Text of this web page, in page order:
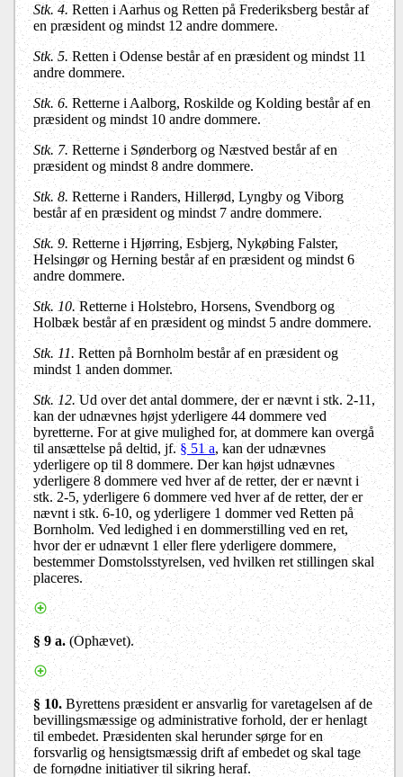
Stk. 4. Retten i Aarhus og Retten på Frederiksberg består af
en præsident og mindst 12 andre dommere.
Stk. 5.Retten i Odense består af en præsident og mindst 11
andre dommere.
Stk. 6. Retterne i Aalborg, Roskilde og Kolding består af en
præsident og mindst 10 andre dommere.
Stk. 7.Retterne i Sønderborg og Næstved består af en
præsident og mindst 8 andre dommere.
Stk. 8. Retterne i Randers, Hillerød, Lyngby og Viborg
består af en præsident og mindst 7 andre dommere.
Stk. 9. Retterne i Hjørring, Esbjerg, Nykøbing Falster,
Helsingør og Herning består af en præsident og mindst 6
andre dommere.
Stk. 10.Retterne i Holstebro, Horsens, Svendborg og
Holbæk består af en præsident og mindst 5 andre dommere.
Stk. 11. Retten på Bornholm består af en præsident og
mindst 1 anden dommer.
Stk. 12.Ud over det antal dommere, der er nævnt i stk. 2-11,
kan der udnævnes højst yderligere 44 dommere ved
byretterne. For at give mulighed for, at dommere kan overgå
til ansættelse på deltid, jf.§ 51 a, kan der udnævnes
yderligere op til 8 dommere. Der kan højst udnævnes
yderligere 8 dommere ved hver af de retter, der er nævnt i
stk. 2-5, yderligere 6 dommere ved hver af de retter, der er
nævnt i stk. 6-10, og yderligere 1 dommer ved Retten på
Bornholm. Ved ledighed i en dommerstilling ved en ret,
hvor der er udnævnt 1 eller flere yderligere dommere,
bestemmer Domstolsstyrelsen, ved hvilken ret stillingen skal
placeres.
§ 9 a.(Ophævet).
§ 10. Byrettens præsident er ansvarlig for varetagelsen af de
bevillingsmæssige og administrative forhold, der er henlagt
til embedet. Præsidenten skal herunder sørge for en
forsvarlig og hensigtsmæssig drift af embedet og skal tage
de fornødne initiativer til sikring heraf.